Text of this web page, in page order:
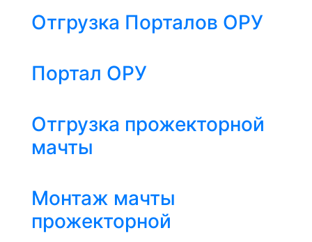
Отгрузка Порталов ОРУ
Портал ОРУ
Отгрузка прожекторной
мачты
Монтаж мачты
прожекторной